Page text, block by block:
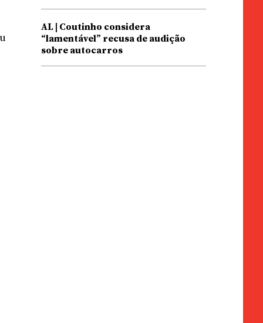
AL | Coutinho considera
“lamentável” recusa de audição
sobre autocarros